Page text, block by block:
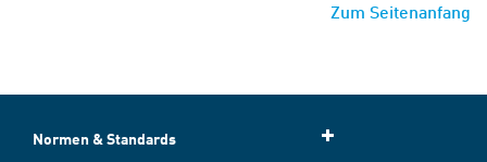
Zum Seitenanfang
Normen & Standards